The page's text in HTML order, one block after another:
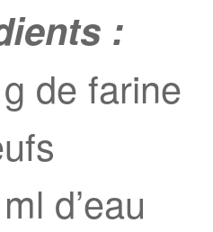
:
de farine
d’eau